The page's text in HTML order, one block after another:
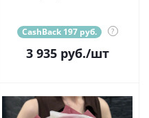
CashBack 197 руб. ?
3 935руб./шт